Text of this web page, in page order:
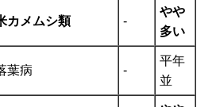
カメムシ類 -
やや
多い
葉病 -
平年
並